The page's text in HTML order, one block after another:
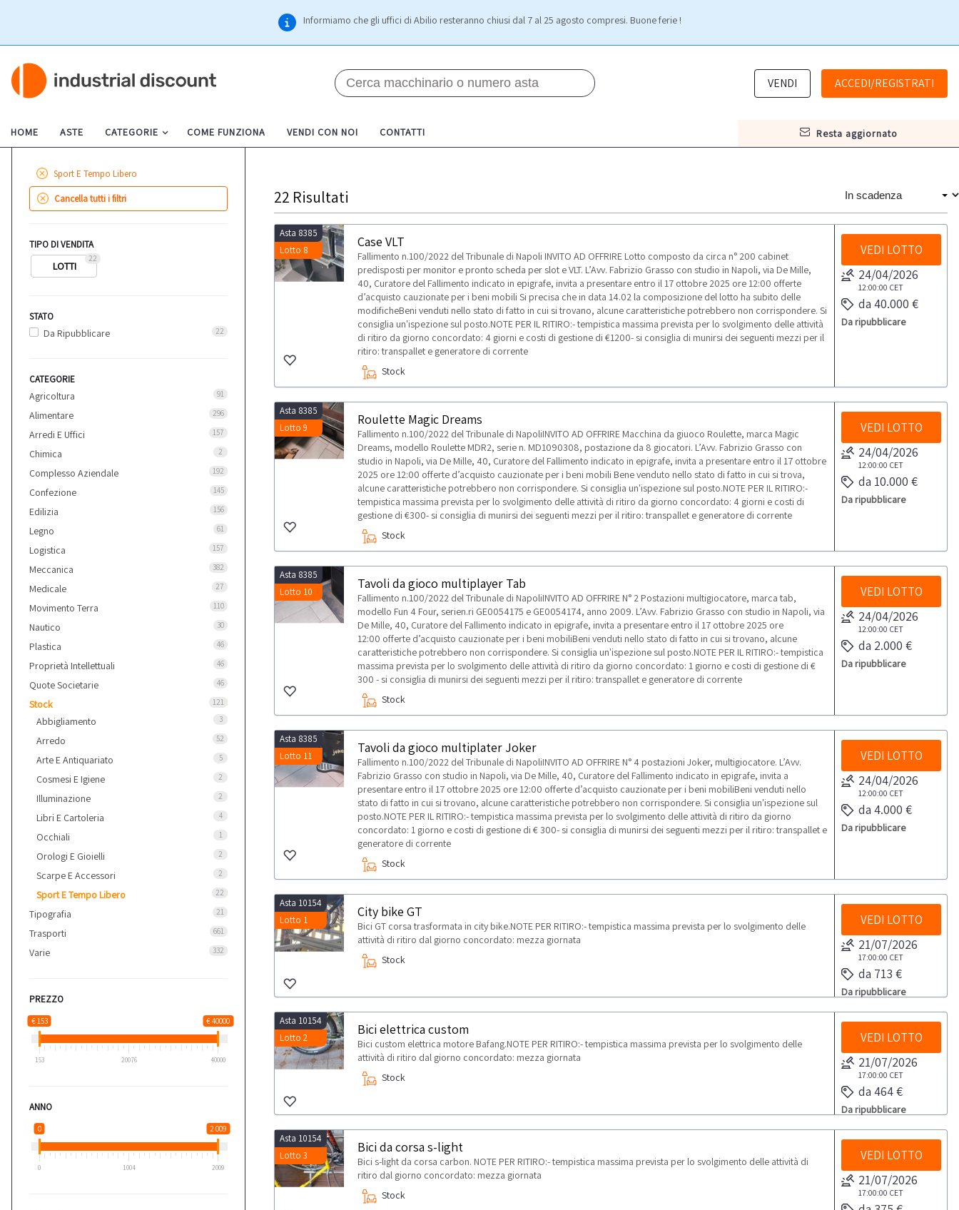
Informiamo che gli uffici di Abilio resteranno chiusi dal 7 al 25 agosto compresi. Buone ferie !
VENDI ACCEDI/REGISTRATI
HOME ASTE CATEGORIE COME FUNZIONA VENDI CON NOI CONTATTI resta aggiornato
Sport E Tempo Libero
Cancella tutti i filtri
TIPO DI VENDITA
22
LOTTI
STATO
Da Ripubblicare 22
CATEGORIE
Agricoltura 91
Alimentare 296
Arredi E Uffici 157
Chimica 2
Complesso Aziendale 192
Confezione 145
Edilizia 156
Legno 61
Logistica 157
Meccanica 382
Medicale 27
Movimento Terra 110
Nautico 30
Plastica 46
Proprietà Intellettuali 46
Quote Societarie 46
Stock 121
Abbigliamento 3
Arredo 52
Arte E Antiquariato 5
Cosmesi E Igiene 2
Illuminazione 2
Libri E Cartoleria 4
Occhiali 1
Orologi E Gioielli 2
Scarpe E Accessori 2
Sport E Tempo Libero 22
Tipografia 21
Trasporti 661
Varie 332
PREZZO
€ 153 € 40000
153 20076 40000
ANNO
0 2 009
0 1004 2009
22 Risultati
Asta 8385
Lotto 8
Case VLT
Fallimento n.100/2022 del Tribunale di Napoli INVITO AD OFFRIRE Lotto composto da circa n° 200 cabinet
predisposti per monitor e pronto scheda per slot e VLT. L’Avv. Fabrizio Grasso con studio in Napoli, via De Mille,
40, Curatore del Fallimento indicato in epigrafe, invita a presentare entro il 17 ottobre 2025 ore 12:00 offerte
d’acquisto cauzionate per i beni mobili Si precisa che in data 14.02 la composizione del lotto ha subito delle
modificheBeni venduti nello stato di fatto in cui si trovano, alcune caratteristiche potrebbero non corrispondere. Si
consiglia un'ispezione sul posto.NOTE PER IL RITIRO:- tempistica massima prevista per lo svolgimento delle attività
di ritiro da giorno concordato: 4 giorni e costi di gestione di €1200- si consiglia di munirsi dei seguenti mezzi per il
ritiro: transpallet e generatore di corrente
Stock
VEDI LOTTO
24/04/2026
12:00:00 CET
da 40.000 €
Da ripubblicare
Asta 8385
Lotto 9
Roulette Magic Dreams
Fallimento n.100/2022 del Tribunale di NapoliINVITO AD OFFRIRE Macchina da giuoco Roulette, marca Magic
Dreams, modello Roulette MDR2, serie n. MD1090308, postazione da 8 giocatori. L’Avv. Fabrizio Grasso con
studio in Napoli, via De Mille, 40, Curatore del Fallimento indicato in epigrafe, invita a presentare entro il 17 ottobre
2025 ore 12:00 offerte d’acquisto cauzionate per i beni mobili Bene venduto nello stato di fatto in cui si trova,
alcune caratteristiche potrebbero non corrispondere. Si consiglia un'ispezione sul posto.NOTE PER IL RITIRO:-
tempistica massima prevista per lo svolgimento delle attività di ritiro da giorno concordato: 4 giorni e costi di
gestione di €300- si consiglia di munirsi dei seguenti mezzi per il ritiro: transpallet e generatore di corrente
Stock
VEDI LOTTO
24/04/2026
12:00:00 CET
da 10.000 €
Da ripubblicare
Asta 8385
Lotto 10
Tavoli da gioco multiplayer Tab
Fallimento n.100/2022 del Tribunale di NapoliINVITO AD OFFRIRE N° 2 Postazioni multigiocatore, marca tab,
modello Fun 4 Four, serien.ri GE0054175 e GE0054174, anno 2009. L’Avv. Fabrizio Grasso con studio in Napoli, via
De Mille, 40, Curatore del Fallimento indicato in epigrafe, invita a presentare entro il 17 ottobre 2025 ore
12:00 offerte d’acquisto cauzionate per i beni mobiliBeni venduti nello stato di fatto in cui si trovano, alcune
caratteristiche potrebbero non corrispondere. Si consiglia un'ispezione sul posto.NOTE PER IL RITIRO:- tempistica
massima prevista per lo svolgimento delle attività di ritiro da giorno concordato: 1 giorno e costi di gestione di €
300 - si consiglia di munirsi dei seguenti mezzi per il ritiro: transpallet e generatore di corrente
Stock
VEDI LOTTO
24/04/2026
12:00:00 CET
da 2.000 €
Da ripubblicare
Asta 8385
Lotto 11
Tavoli da gioco multiplater Joker
Fallimento n.100/2022 del Tribunale di NapoliINVITO AD OFFRIRE N° 4 postazioni Joker, multigiocatore. L’Avv.
Fabrizio Grasso con studio in Napoli, via De Mille, 40, Curatore del Fallimento indicato in epigrafe, invita a
presentare entro il 17 ottobre 2025 ore 12:00 offerte d’acquisto cauzionate per i beni mobiliBeni venduti nello
stato di fatto in cui si trovano, alcune caratteristiche potrebbero non corrispondere. Si consiglia un'ispezione sul
posto.NOTE PER IL RITIRO:- tempistica massima prevista per lo svolgimento delle attività di ritiro da giorno
concordato: 1 giorno e costi di gestione di € 300- si consiglia di munirsi dei seguenti mezzi per il ritiro: transpallet e
generatore di corrente
Stock
VEDI LOTTO
24/04/2026
12:00:00 CET
da 4.000 €
Da ripubblicare
Asta 10154
Lotto 1
City bike GT
Bici GT corsa trasformata in city bike.NOTE PER RITIRO:- tempistica massima prevista per lo svolgimento delle
attività di ritiro dal giorno concordato: mezza giornata
Stock
VEDI LOTTO
21/07/2026
17:00:00 CET
da 713 €
Da ripubblicare
Asta 10154
Lotto 2
Bici elettrica custom
Bici custom elettrica motore Bafang.NOTE PER RITIRO:- tempistica massima prevista per lo svolgimento delle
attività di ritiro dal giorno concordato: mezza giornata
Stock
VEDI LOTTO
21/07/2026
17:00:00 CET
da 464 €
Da ripubblicare
Asta 10154
Lotto 3
Bici da corsa s-light
Bici s-light da corsa carbon. NOTE PER RITIRO:- tempistica massima prevista per lo svolgimento delle attività di
ritiro dal giorno concordato: mezza giornata
Stock
VEDI LOTTO
21/07/2026
17:00:00 CET